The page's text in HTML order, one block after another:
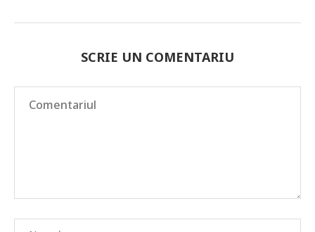
SCRIE UN COMENTARIU